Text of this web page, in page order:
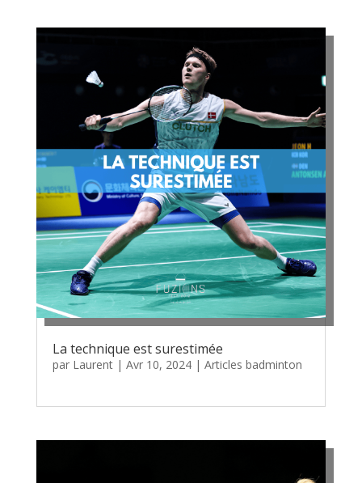
La technique est surestimée
par Laurent| Avr 10, 2024| Articles badminton